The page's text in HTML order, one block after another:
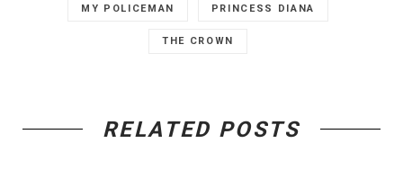
MY POLICEMAN PRINCESS DIANA
THE CROWN
RELATED POSTS